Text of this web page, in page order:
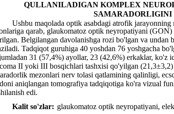
QULLANILADIGAN KOMPLEX
SAMARADORLIGINI
Ushbu maqolada optik asabdagi atrofik
qarab, glaukomatoz optik neyropatiyani
Belgilangan davolanishga rozi bo'lgan va undan
Tadqiqot guruhiga 40 yoshdan 76 yoshgacha
31 (57,4%) ayollar, 23 (42,6%) erkaklar, ko'z
II yoki III bosqichlari tashxisi qo'yilgan
mezonlari nerv tolasi qatlamining qalinligi,
aniqlangan tomografiya tadqiqotiga ko'ra vizual
edi.
Kalit so'zlar: glaukomatoz optik neyropatiyani,